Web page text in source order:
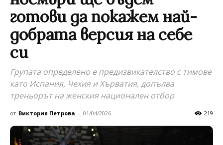
готови да покажем най-
добрата версия на себе
си
Групата определено е предизвикателство с тимове
като Испания, Чехия и Хърватия, допълва
треньорът на женския национален отбор
от Виктория Петрова - 01/04/2026 219